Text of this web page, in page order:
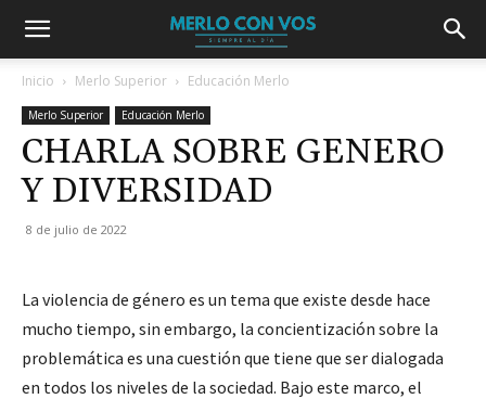
Inicio Merlo Superior Educación Merlo
Merlo Superior Educación Merlo
CHARLA SOBRE GENERO
Y DIVERSIDAD
8 de julio de 2022
La violencia de género es un tema que existe desde hace
mucho tiempo, sin embargo, la concientización sobre la
problemática es una cuestión que tiene que ser dialogada
en todos los niveles de la sociedad. Bajo este marco, el